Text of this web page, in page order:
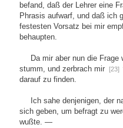
befand, daß der Lehrer eine
Phrasis aufwarf, und daß ich
festesten Vorsatz bei mir
behaupten.
Da mir aber nun die
stumm, und zerbrach mir
[23]
darauf zu finden.
Ich sahe denjenigen, der
sich geben, um befragt zu
wußte. —